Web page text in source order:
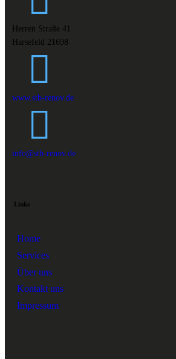
Herren Straße 41
Harsefeld 21698
www.stb-renov.de
info@stb-renov.de
Links
Home
Services
Über uns
Kontakt uns
Impressum